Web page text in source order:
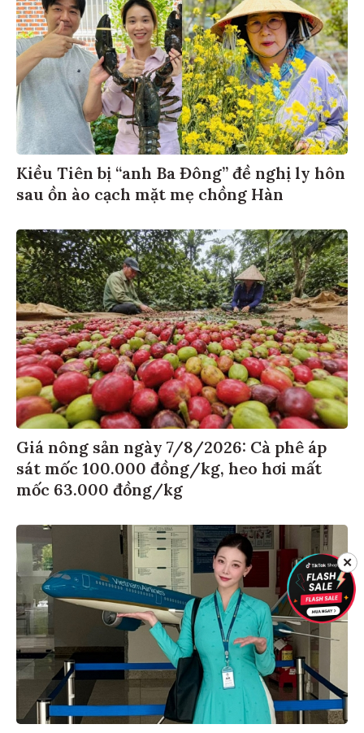
Kiều Tiên bị “anh Ba Đông” đề nghị ly hôn
sau ồn ào cạch mặt mẹ chồng Hàn
Giá nông sản ngày 7/8/2026: Cà phê áp
sát mốc 100.000 đồng/kg, heo hơi mất
mốc 63.000 đồng/kg
✕